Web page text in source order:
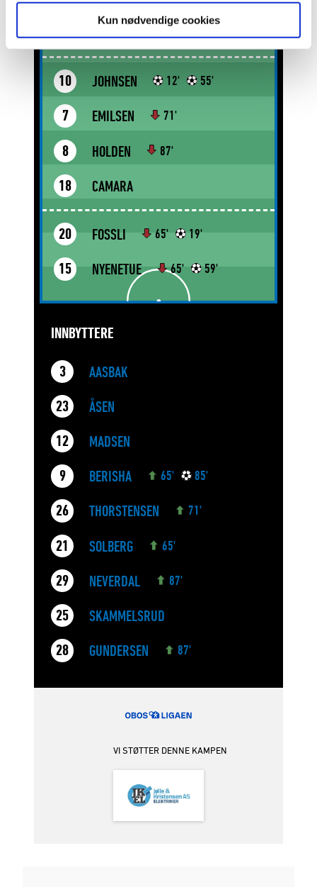
Kun nødvendige cookies
5 PALLAS
10 JOHNSEN 12' 55'
7 EMILSEN 71'
8 HOLDEN 87'
18 CAMARA
20 FOSSLI 65' 19'
15 NYENETUE 65' 59'
INNBYTTERE
3 AASBAK
23 ÅSEN
12 MADSEN
9 BERISHA 65' 85'
26 THORSTENSEN 71'
21 SOLBERG 65'
29 NEVERDAL 87'
25 SKAMMELSRUD
28 GUNDERSEN 87'
VI STØTTER DENNE KAMPEN